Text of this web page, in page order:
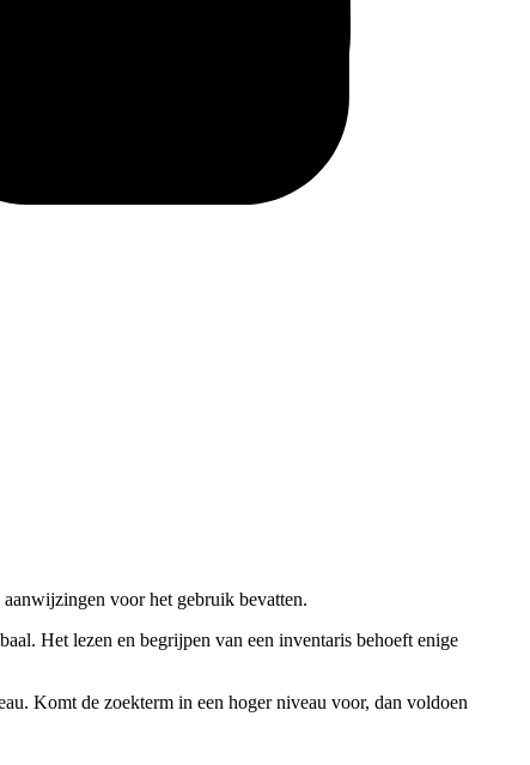
voor het gebruik bevatten.
Het lezen en begrijpen van een inventaris behoeft enige
Komt de zoekterm in een hoger niveau voor, dan voldoen